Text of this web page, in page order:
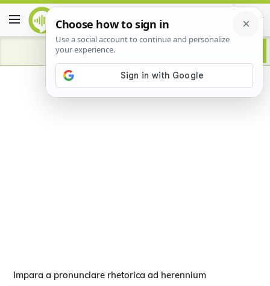
Advertisement
Impara a pronunciare rhetorica ad herennium